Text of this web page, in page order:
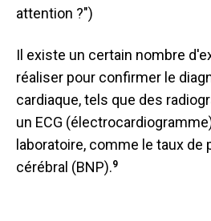
attention ?")
Il existe un certain nombre
réaliser pour confirmer le
cardiaque, tels que des
un ECG
laboratoire, comme le taux
cérébral (BNP).9